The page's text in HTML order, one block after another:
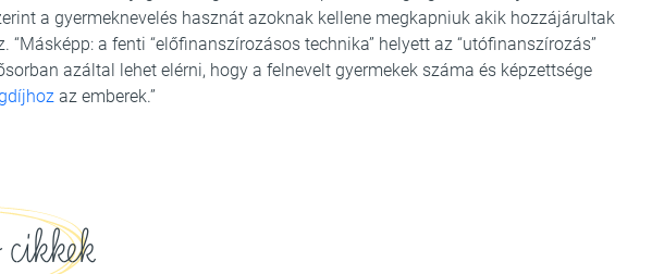
a gyermeknevelés hasznát azoknak kellene megkapniuk akik hozzájárultak
“Másképp: a fenti “előfinanszírozásos technika” helyett az “utófinanszírozás”
azáltal lehet elérni, hogy a felnevelt gyermekek száma és képzettsége
az emberek.”